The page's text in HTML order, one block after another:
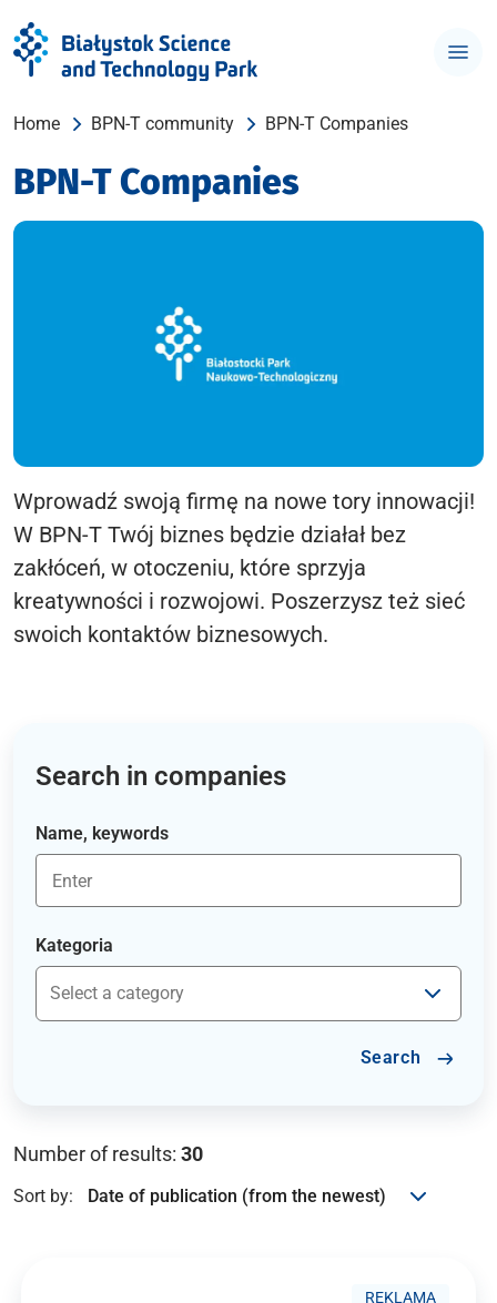
Home BPN-T community BPN-T Companies
BPN-T Companies
Wprowadź swoją firmę na nowe tory innowacji!
W BPN-T Twój biznes będzie działał bez
zakłóceń, w otoczeniu, które sprzyja
kreatywności i rozwojowi. Poszerzysz też sieć
swoich kontaktów biznesowych.
Search in companies
Name, keywords
Kategoria
Search
Number of results: 30
Sort by:
REKLAMA